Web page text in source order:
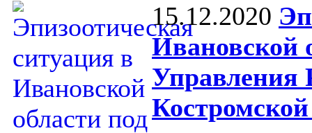
15.12.2020
Ивановской
Управления